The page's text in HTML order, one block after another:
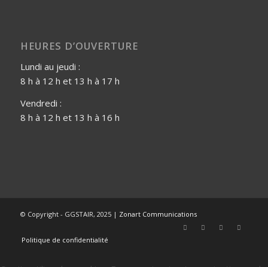
HEURES D’OUVERTURE
Lundi au jeudi :
8 h à 12 h et 13 h à 17 h
Vendredi :
8 h à 12 h et 13 h à 16 h
© Copyright - GGSTAIR, 2025 | Zonart Communications
Politique de confidentialité